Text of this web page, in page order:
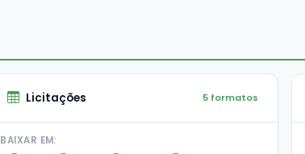
Licitações 5 formatos
BAIXAR EM: